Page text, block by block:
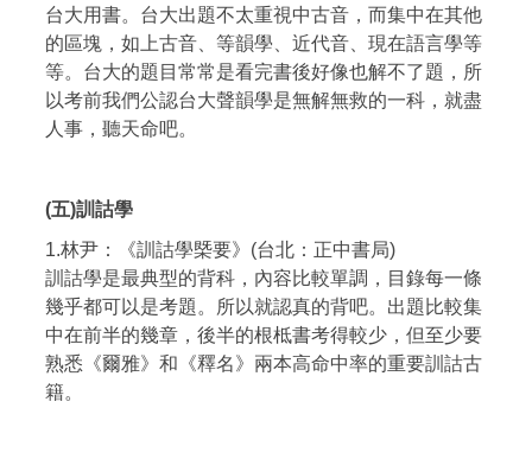
台大用書。台大出題不太重視中古音，而集中在其他
的區塊，如上古音、等韻學、近代音、現在語言學等
等。台大的題目常常是看完書後好像也解不了題，所
以考前我們公認台大聲韻學是無解無救的一科，就盡
人事，聽天命吧。
(五)訓詁學
1.林尹：《訓詁學槩要》(台北：正中書局)
訓詁學是最典型的背科，內容比較單調，目錄每一條
幾乎都可以是考題。所以就認真的背吧。出題比較集
中在前半的幾章，後半的根柢書考得較少，但至少要
熟悉《爾雅》和《釋名》兩本高命中率的重要訓詁古
籍。